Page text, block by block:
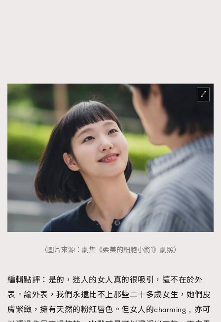
（圖片來源：劇集《柔美的細胞小將1》劇照）
編輯點評： 是的，迷人的女人真的很吸引，這不在於外
表。論外表，我們永遠比不上那些二十多歲女生，她們皮
膚緊緻，擁有天然的粉紅唇色。但女人的charming﹐亦可